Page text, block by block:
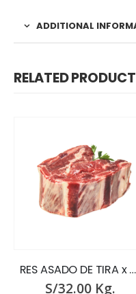
ADDITIONAL
RELATED
RES ASADO DE TIRA x GR.
S/32.00 Kg.